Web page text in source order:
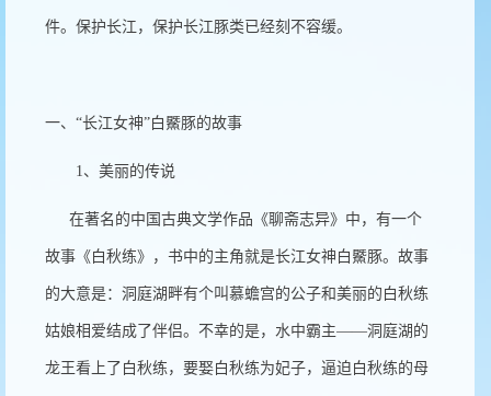
件。保护长江，保护长江豚类已经刻不容缓。
一、 “长江女神”白鱀豚的故事
1、美丽的传说
在著名的中国古典文学作品《聊斋志异》中，有一个
故事《白秋练》，书中的主角就是长江女神白鱀豚。故事
的大意是：洞庭湖畔有个叫慕蟾宫的公子和美丽的白秋练
姑娘相爱结成了伴侣。不幸的是，水中霸主——洞庭湖的
龙王看上了白秋练，要娶白秋练为妃子，逼迫白秋练的母